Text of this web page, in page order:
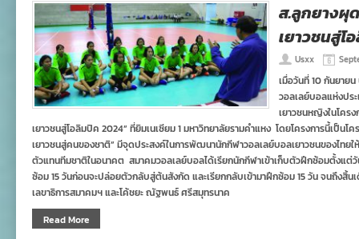
ส.ลูกยางผุ
เยาวชนสู่โ
Usxx
เมื่อวันที่ 10 กันยาย
วอลเลย์บอลแห่งปร
เยาวชนหญิงในโคร
เยาวชนสู่โอลิมปิค 2024” ที่ยิมเนเซียม 1 มหาวิทยาลัยรามคำแหง โดยโครงการนี้เป็นโ
เยาวชนสู่คนของชาติ” มีจุดประสงค์ในการพัฒนานักกีฬาวอลเลย์บอลเยาวชนของไทยใ
ตัวแทนทีมชาติในอนาคต สมาคมวอลเลย์บอลได้เรียกนักกีฬาเข้าเก็บตัวฝึกซ้อมตั้งแต่วั
ซ้อม 15 วันก่อนจะปล่อยตัวกลับสู่ต้นสังกัด และเรียกกลับเข้ามาฝึกซ้อม 15 วัน จนถึงสิ้
เลขาธิการสมาคมฯ และโค้ชยะ ณัฐพนธ์ ศรีสมุทรนาค
Read More